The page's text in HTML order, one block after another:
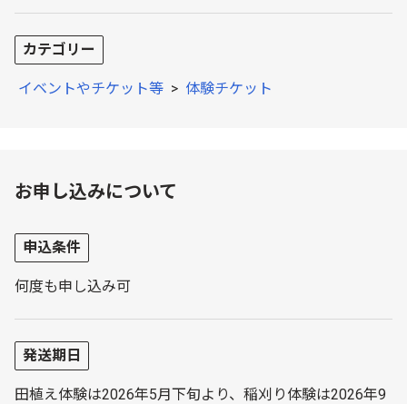
カテゴリー
イベントやチケット等 > 体験チケット
お申し込みについて
申込条件
何度も申し込み可
発送期日
田植え体験は2026年5月下旬より、稲刈り体験は2026年9